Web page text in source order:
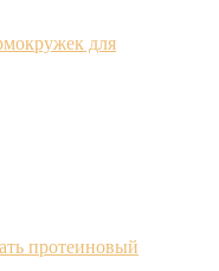
для
протеиновый